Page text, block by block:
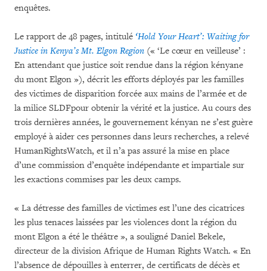
enquêtes.
Le rapport de 48 pages, intitulé ‘Hold Your Heart’: Waiting for
Justice in Kenya’s Mt. Elgon Region (« ‘Le cœur en veilleuse’ :
En attendant que justice soit rendue dans la région kényane
du mont Elgon »), décrit les efforts déployés par les familles
des victimes de disparition forcée aux mains de l’armée et de
la milice SLDFpour obtenir la vérité et la justice. Au cours des
trois dernières années, le gouvernement kényan ne s’est guère
employé à aider ces personnes dans leurs recherches, a relevé
HumanRightsWatch, et il n’a pas assuré la mise en place
d’une commission d’enquête indépendante et impartiale sur
les exactions commises par les deux camps.
« La détresse des familles de victimes est l’une des cicatrices
les plus tenaces laissées par les violences dont la région du
mont Elgon a été le théâtre », a souligné Daniel Bekele,
directeur de la division Afrique de Human Rights Watch. « En
l’absence de dépouilles à enterrer, de certificats de décès et